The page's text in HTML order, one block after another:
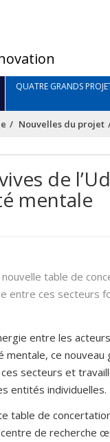
QUATRE GRANDS
Nouvelles du projet
de
mentale
table de
entre ces secteurs
entre les
ce
secteurs et
entités individuelles.
table de
de recherche